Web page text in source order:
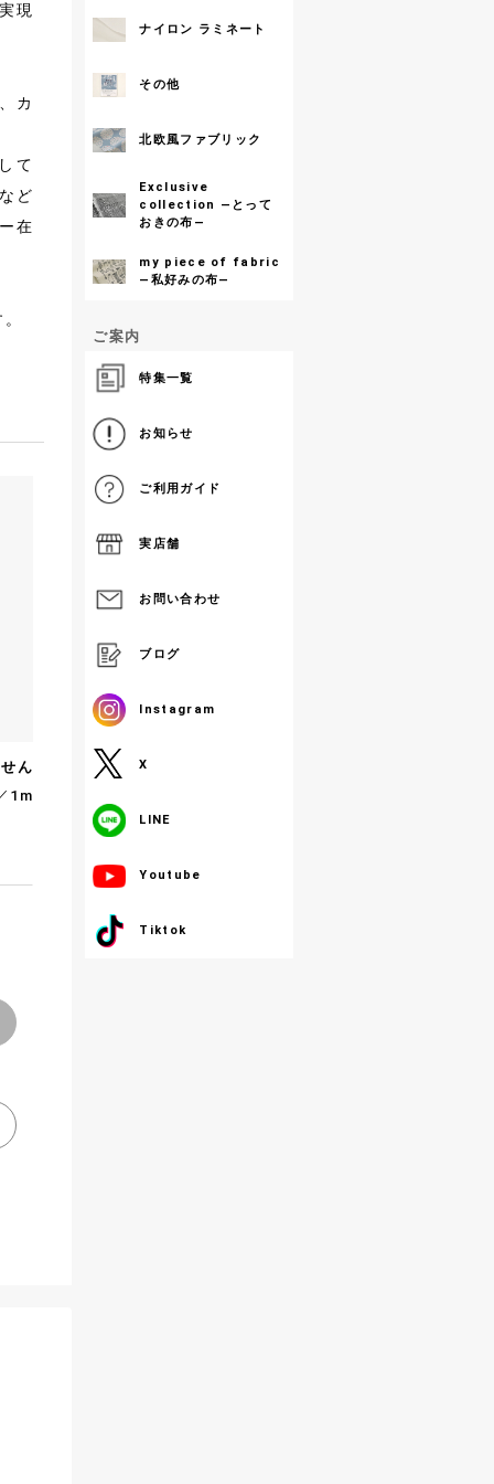
現
カ
て
ど
在
ん
1m
ナイロン ラミネート
その他
北欧風ファブリック
Exclusive
collection ―とって
おきの布―
my piece of fabric
―私好みの布―
ご案内
特集一覧
お知らせ
ご利用ガイド
実店舗
お問い合わせ
ブログ
Instagram
X
LINE
Youtube
Tiktok